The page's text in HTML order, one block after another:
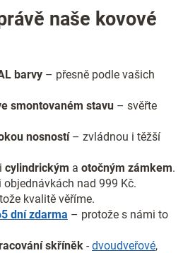
p
r
y
v
p
s
naše kovové
barvy – přesně podle vašich
smontovaném stavu – svěřte
nosností– zvládnou i těžší
cylindrickým a otočným zámkem.
objednávkách nad 999 Kč.
kvalitě věříme.
dní zdarma – protože s námi to
skříněk - dvoudveřové,